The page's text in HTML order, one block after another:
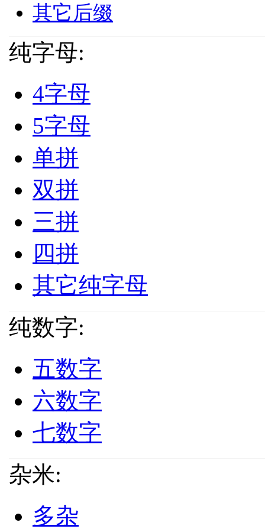
其它后缀
纯字母:
4字母
5字母
单拼
双拼
三拼
四拼
其它纯字母
纯数字:
五数字
六数字
七数字
杂米:
多杂